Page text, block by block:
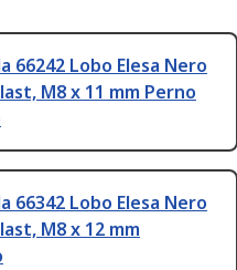
66242 Lobo Elesa Nero
M8 x 11 mm Perno
66342 Lobo Elesa Nero
M8 x 12 mm